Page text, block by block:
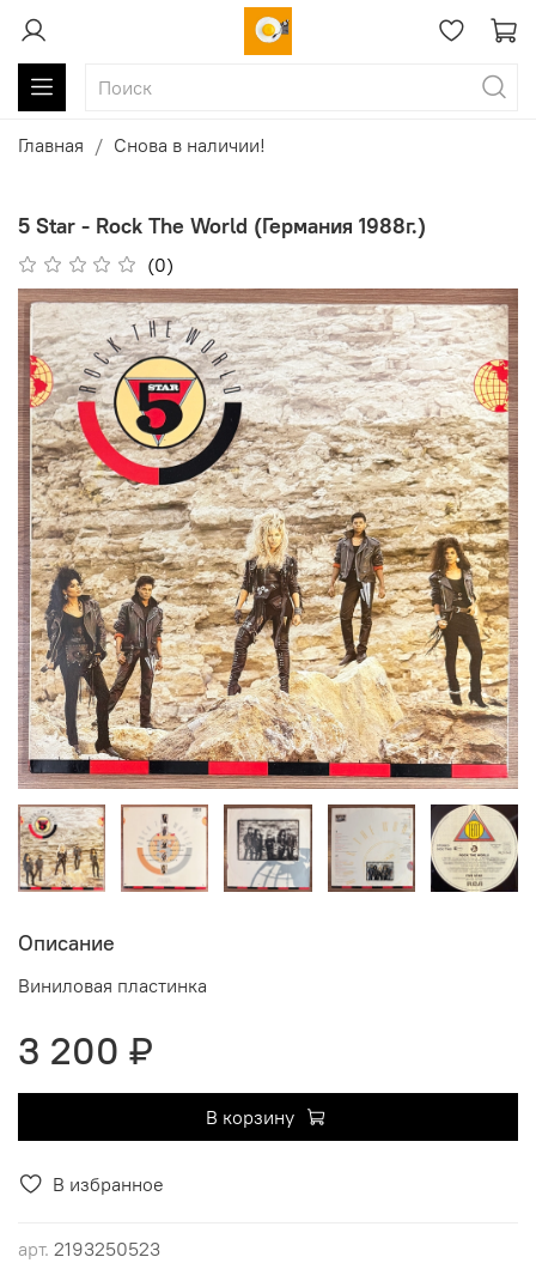
Главная Снова в наличии!
5 Star - Rock The World (Германия 1988г.)
(0)
В избранное
арт. 2193250523
Описание
Виниловая пластинка
3 200 ₽
В корзину